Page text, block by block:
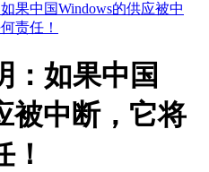
果中国Windows的供应被中
责任！
：如果中国
被中断，它将